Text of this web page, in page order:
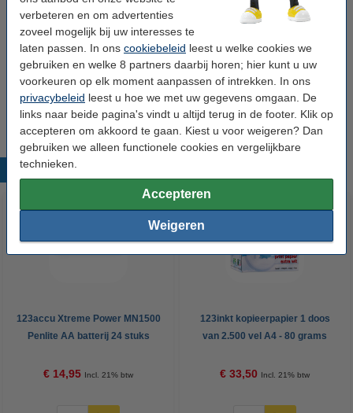
verbeteren en om advertenties
zoveel mogelijk bij uw interesses te
laten passen. In ons cookiebeleid leest u welke cookies we
gebruiken en welke 8 partners daarbij horen; hier kunt u uw
voorkeuren op elk moment aanpassen of intrekken. In ons
privacybeleid leest u hoe we met uw gegevens omgaan. De
links naar beide pagina's vindt u altijd terug in de footer. Klik op
accepteren om akkoord te gaan. Kiest u voor weigeren? Dan
gebruiken we alleen functionele cookies en vergelijkbare
technieken.
Accepteren
Weigeren
geel 999058
Bekijk de specificaties en omschrijving
Direct leverbaar
Morgen in huis
€ 0,95 Bestellen
123accu Xtreme Power MN1500
Penlite AA batterij 24 stuks
€ 14,95 Incl. 21% btw
123inkt kopieerpapier 1 doos
van 2.500 vel A4 - 80 grams
€ 33,50 Incl. 21% btw